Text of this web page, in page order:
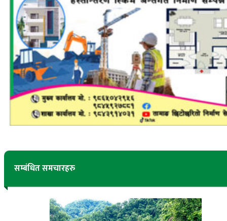
सम्बंधित समचारहरु